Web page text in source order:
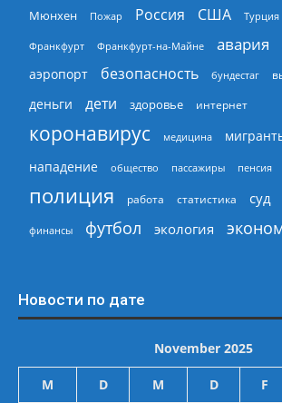
Мюнхен Пожар Россия США Турция
Франкфурт Франкфурт-на-Майне авария
аэропорт безопасность бундестаг
деньги дети здоровье интернет
коронавирус медицина
нападение
общество пассажиры пенсия
полиция работа статистика суд
финансы футбол экология
Новости по дате
November 2025
M D M D F